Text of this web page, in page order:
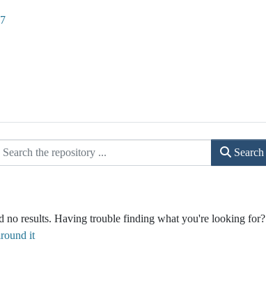
Search
no results. Having trouble finding what you're looking for?
it